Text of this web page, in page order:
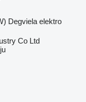
Degviela elektro
Co Ltd